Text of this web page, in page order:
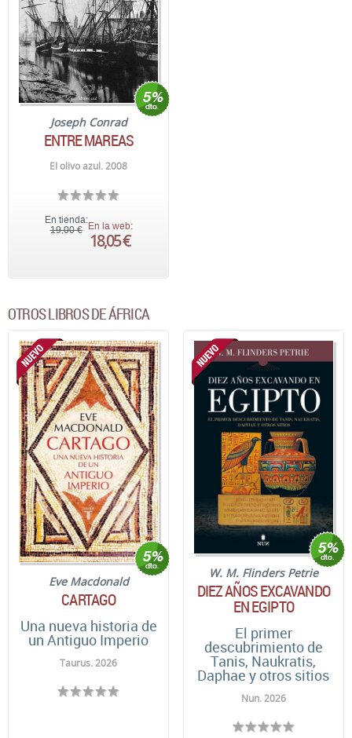
Joseph Conrad
ENTRE MAREAS
El olivo azul. 2008
En tienda:
19,00 € En la web:
18,05 €
OTROS LIBROS DE ÁFRICA
Eve Macdonald
CARTAGO
Una nueva historia de
un Antiguo Imperio
Taurus. 2026
W. M. Flinders Petrie
DIEZ AÑOS EXCAVANDO
EN EGIPTO
El primer
descubrimiento de
Tanis, Naukratis,
Daphae y otros sitios
Nun. 2026